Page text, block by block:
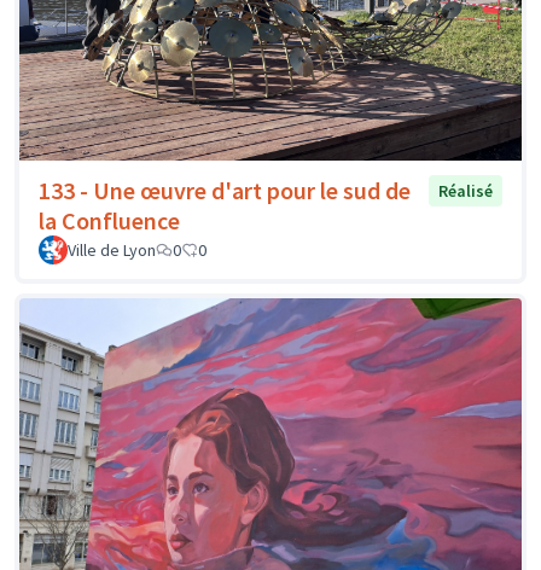
133 - Une œuvre d'art pour le sud de
la Confluence
Réalisé
Ville de Lyon 0 0